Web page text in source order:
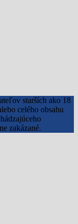
starších ako 18
celého obsahu
zakázané.